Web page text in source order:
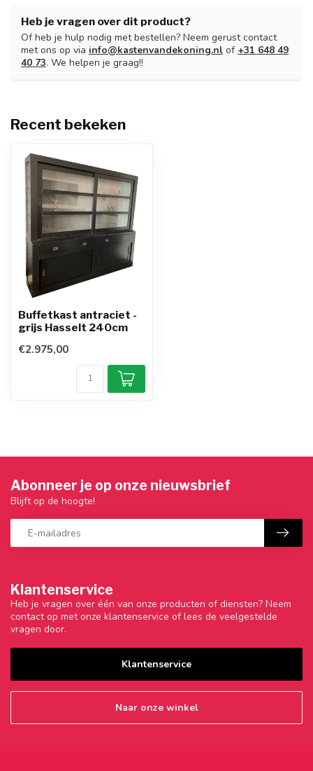
Heb je vragen over dit product?
Of heb je hulp nodig met bestellen? Neem gerust contact
met ons op via info@kastenvandekoning.nl of +31 648 49
40 73. We helpen je graag!!
Recent bekeken
Buffetkast antraciet -
grijs Hasselt 240cm
€2.975,00
Klantenservice
Heb je vragen over één van onze producten of diensten? Neem
contact op met onze klantenservice of lees de veelgestelde
vragen door.
Klantenservice
Naar onze winkel
Abonneer je op onze nieuwsbrief
Blijft op de hoogte!